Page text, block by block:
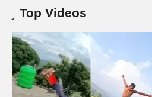
Top Videos